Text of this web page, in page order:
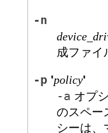
-n
成ファイ
-p 'policy'
-a オプ
のスペー
シーは、